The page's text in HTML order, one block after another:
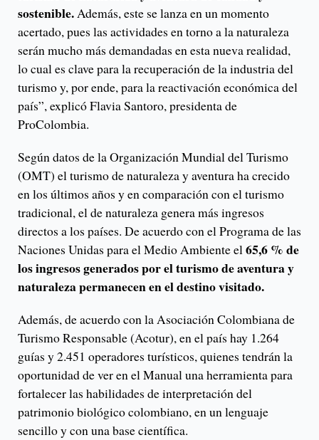
sostenible.Además, este se lanza en un momento
acertado, pues las actividades en torno a la naturaleza
serán mucho más demandadas en esta nueva realidad,
lo cual es clave para la recuperación de la industria del
turismo y, por ende, para la reactivación económica del
país”, explicó Flavia Santoro, presidenta de
ProColombia.
Según datos de la Organización Mundial del Turismo
(OMT) el turismo de naturaleza y aventura ha crecido
en los últimos años y en comparación con el turismo
tradicional, el de naturaleza genera más ingresos
directos a los países. De acuerdo con el Programa de las
Naciones Unidas para el Medio Ambiente el65,6 % de
los ingresos generados por el turismo de aventura y
naturaleza permanecen en el destino visitado.
Además, de acuerdo con la Asociación Colombiana de
Turismo Responsable (Acotur), en el país hay 1.264
guías y 2.451 operadores turísticos, quienes tendrán la
oportunidad de ver en el Manual una herramienta para
fortalecer las habilidades de interpretación del
patrimonio biológico colombiano, en un lenguaje
sencillo y con una base científica.